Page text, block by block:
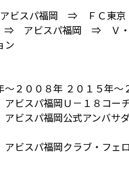
アビスパ福岡 ⇒ ＦＣ東
⇒ アビスパ福岡 ⇒ Ｖ・
ン
～２００８年 ２０１５年～
ビスパ福岡Ｕ－１８コーチ
ビスパ福岡公式アンバサ
ビスパ福岡クラブ・フェ